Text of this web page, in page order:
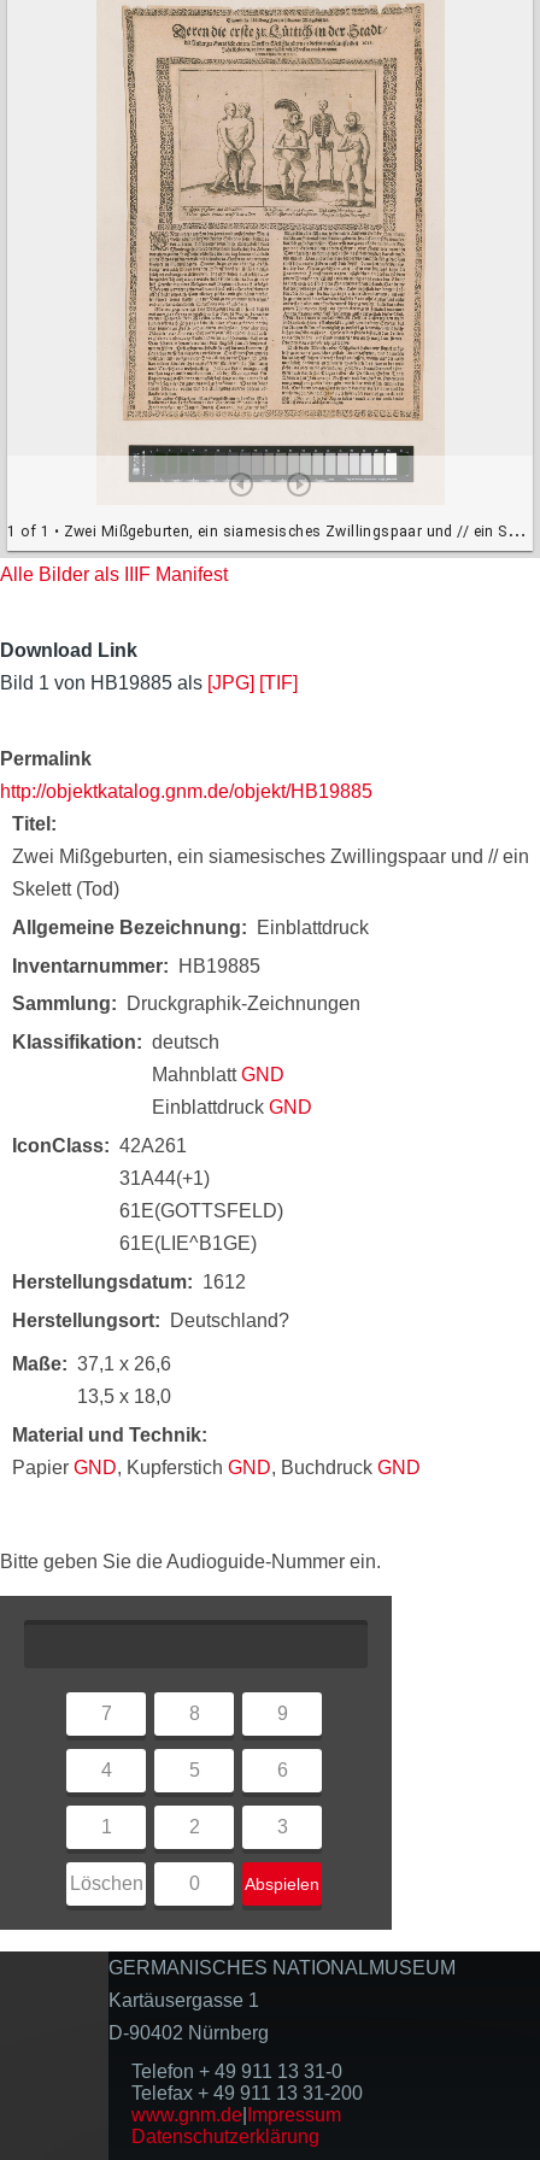
1 of 1 • Zwei Mißgeburten, ein siamesisches Zwillingspaar und // ein Skelett (Tod) (HB19885)
Alle Bilder als IIIF Manifest
Download Link
Bild 1 von HB19885 als [JPG] [TIF]
Permalink
http://objektkatalog.gnm.de/objekt/HB19885
Titel
Zwei Mißgeburten, ein siamesisches Zwillingspaar und // ein
Skelett (Tod)
Allgemeine Bezeichnung
Einblattdruck
Inventarnummer
HB19885
Sammlung
Druckgraphik-Zeichnungen
Klassifikation
deutsch
MahnblattGND
Einblattdruck GND
IconClass
42A261
31A44(+1)
61E(GOTTSFELD)
61E(LIE^B1GE)
Herstellungsdatum
1612
Herstellungsort
Deutschland?
Maße
37,1 x 26,6
13,5 x 18,0
Material und Technik
Papier GND, Kupferstich GND, Buchdruck GND
Bitte geben Sie die Audioguide-Nummer ein.
7 8 9
4 5 6
1 2 3
Löschen 0 Abspielen
GERMANISCHES NATIONALMUSEUM
Kartäusergasse 1
D-90402 Nürnberg
Telefon + 49 911 13 31-0
Telefax + 49 911 13 31-200
www.gnm.de Impressum
Datenschutzerklärung